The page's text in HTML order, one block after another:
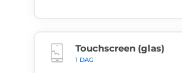
Touchscreen (glas)
1 DAG